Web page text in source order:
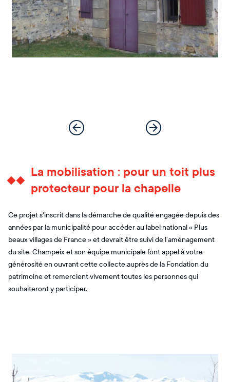
La mobilisation : pour un toit plus
protecteur pour la chapelle
Ce projet s'inscrit dans la démarche de qualité engagée depuis des
années par la municipalité pour accéder au label national « Plus
beaux villages de France » et devrait être suivi de l’aménagement
du site. Champeix et son équipe municipale font appel à votre
générosité en ouvrant cette collecte auprès de la Fondation du
patrimoine et remercient vivement toutes les personnes qui
souhaiteront y participer.